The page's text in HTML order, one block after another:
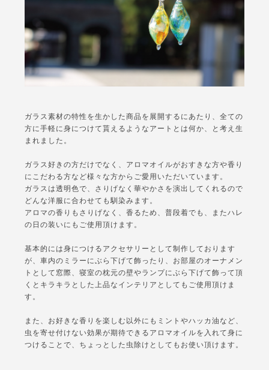
ガラス素材の特性を生かした商品を展開するにあたり、全ての
方に手軽に身につけて貰えるようなアートとは何か、と考え生
まれました。
ガラス好きの方だけでなく、アロマオイルがおすきな方や香り
にこだわる方など様々な方からご愛用いただいています。
ガラスは透明色で、さりげなく華やかさを演出してくれるので
どんな洋服に合わせても馴染みます。
アロマの香りもさりげなく、香るため、普段着でも、またハレ
の日の装いにもご使用頂けます。
基本的には身につけるアクセサリーとして制作しております
が、車内のミラーにぶら下げて飾ったり、お部屋のオーナメン
トとして窓際、寝室の枕元の壁やランプにぶら下げて飾って頂
くとキラキラとした上品なインテリアとしてもご使用頂けま
す。
また、お好きな香りを楽しむ以外にもミントやハッカ油など、
虫を寄せ付けない効果が期待できるアロマオイルを入れて身に
つけることで、ちょっとした虫除けとしてもお使い頂けます。